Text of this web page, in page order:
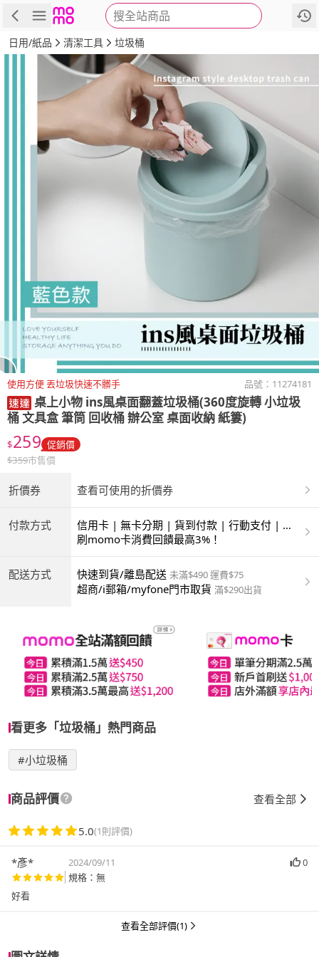
搜全站商品
商品 評價 詳情
日用/紙品 清潔工具 垃圾桶
使用方便 丟垃圾快速不髒手 品號： 11274181
桌上小物 ins風桌面翻蓋垃圾桶(360度旋轉 小垃圾
桶 文具盒 筆筒 回收桶 辦公室 桌面收納 紙簍)
$259 促銷價
$359市售價
折價券 查看可使用的折價券
付款方式
信用卡 | 無卡分期 | 貨到付款 | 行動支付 | 超
商付款 | ATM | 銀聯卡
刷momo卡消費回饋最高3%！
配送方式 快速到貨/離島配送 未滿$490 運費$75
超商/i郵箱/myfone門市取貨 滿$290出貨
看更多「垃圾桶」熱門商品
#小垃圾桶
商品評價 查看全部
5.0(1則評價)
*彥* 2024/09/11
0
規格：無
好看
查看全部評價(1)